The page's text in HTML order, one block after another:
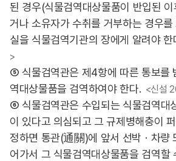
된 경우(식물검역대상물품이 반입된 이
거나 소유자가 수취를 거부하는 경우
실을 식물검역기관의 장에게 알려야 한
>
⑤ 식물검역관은 제4항에 따른 통보를
역대상물품을 검역하여야 한다. <신설
⑥ 식물검역관은 수입되는 식물검역대
이 있다고 의심되고 그 규제병해충이
정하면 통관(通關)에 앞서 선박ㆍ차량
어가서 그 식물검역대상물품을 검역할